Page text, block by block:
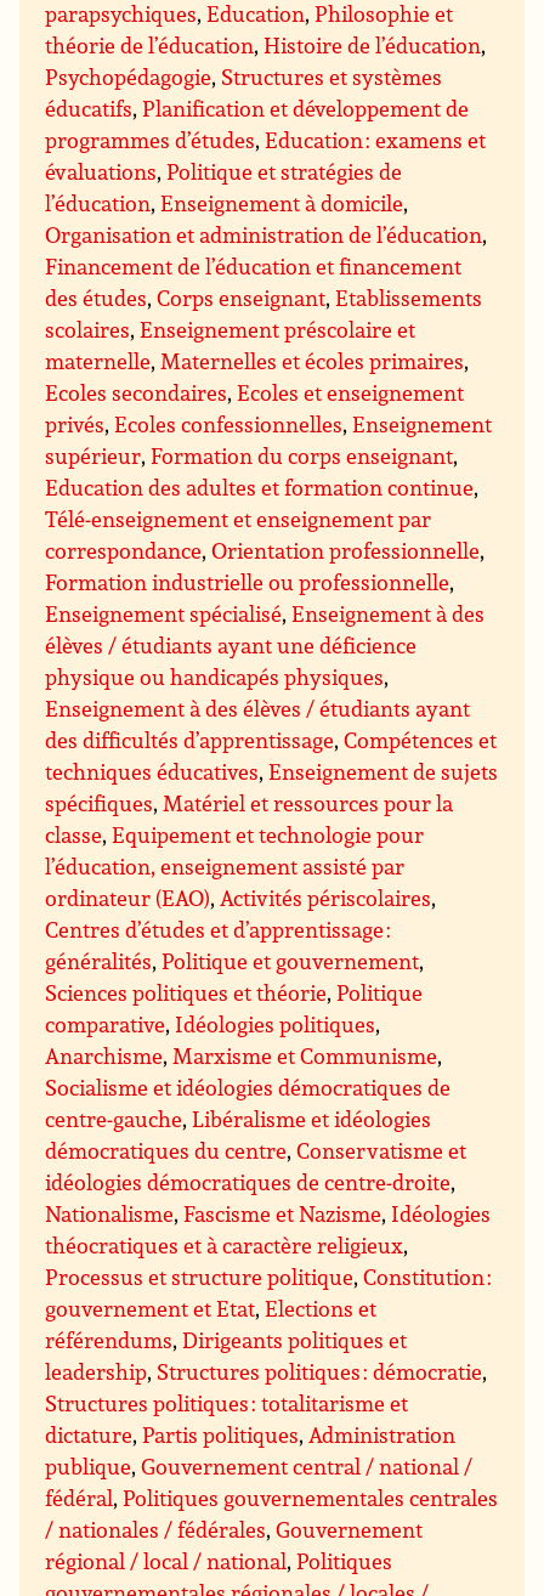
parapsychiques,Education,Philosophie et
théorie de l’éducation,Histoire de l’éducation,
Psychopédagogie, Structures et systèmes
éducatifs,Planification et développement de
programmes d’études,Education : examens et
évaluations,Politique et stratégies de
l’éducation,Enseignement à domicile,
Organisation et administration de l’éducation,
Financement de l’éducation et financement
des études,Corps enseignant,Etablissements
scolaires,Enseignement préscolaire et
maternelle,Maternelles et écoles primaires,
Ecoles secondaires,Ecoles et enseignement
privés,Ecoles confessionnelles,Enseignement
supérieur,Formation du corps enseignant,
Education des adultes et formation continue,
Télé-enseignement et enseignement par
correspondance,Orientation professionnelle,
Formation industrielle ou professionnelle,
Enseignement spécialisé,Enseignement à des
élèves / étudiants ayant une déficience
physique ou handicapés physiques,
Enseignement à des élèves / étudiants ayant
des difficultés d’apprentissage,Compétences et
techniques éducatives,Enseignement de sujets
spécifiques,Matériel et ressources pour la
classe,Equipement et technologie pour
l’éducation, enseignement assisté par
ordinateur (EAO),Activités périscolaires,
Centres d’études et d’apprentissage :
généralités,Politique et gouvernement,
Sciences politiques et théorie,Politique
comparative, Idéologies politiques,
Anarchisme,Marxisme et Communisme,
Socialisme et idéologies démocratiques de
centre-gauche,Libéralisme et idéologies
démocratiques du centre,Conservatisme et
idéologies démocratiques de centre-droite,
Nationalisme,Fascisme et Nazisme, Idéologies
théocratiques et à caractère religieux,
Processus et structure politique,Constitution :
gouvernement et Etat,Elections et
référendums,Dirigeants politiques et
leadership, Structures politiques : démocratie,
Structures politiques : totalitarisme et
dictature,Partis politiques,Administration
publique,Gouvernement central / national /
fédéral,Politiques gouvernementales centrales
/ nationales / fédérales,Gouvernement
régional / local / national,Politiques